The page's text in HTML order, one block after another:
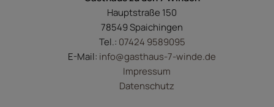
Hauptstraße 150
78549 Spaichingen
Tel.: 07424 9589095
E-Mail: info@gasthaus-7-winde.de
Impressum
Datenschutz